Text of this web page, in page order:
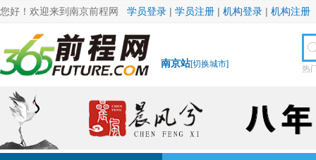
您好！欢迎来到南京前程网 学员登录 | 学员注册 | 机构登录 | 机构注册
南京站[切换城市] 热